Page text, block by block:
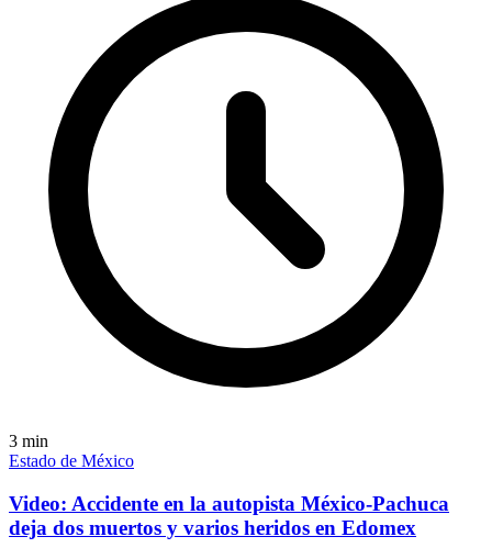
3 min
Estado de México
Video: Accidente en la autopista México-Pachuca
deja dos muertos y varios heridos en Edomex